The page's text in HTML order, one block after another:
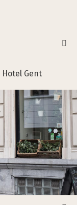
Gent